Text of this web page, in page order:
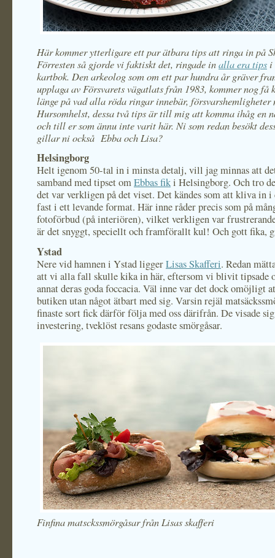
Här kommer ytterligare ett par ätbara tips att ringa in på
Förresten så gjorde vi faktiskt det, ringade inalla era tips i
kartbok. Den arkeolog som om ett par hundra år gräver
upplaga av Försvarets vägatlats från 1983, kommer nog få
länge på vad alla röda ringar innebär, försvarshemligheter
Hursomhelst, dessa två tips är till mig att komma ihåg en
och till er som ännu inte varit här. Ni som redan besökt
gillar ni också Ebba och Lisa?
Helsingborg
Helt igenom 50-tal in i minsta detalj, vill jag minnas att
samband med tipset omEbbas fiki Helsingborg. Och tro
det var verkligen på det viset. Det kändes som att kliva in i
fast i ett levande format. Här inne råder precis som på
fotoförbud (på interiören), vilket verkligen var
är det snyggt, speciellt och framförallt kul! Och gott fika,
Ystad
Nere vid hamnen i Ystad liggerLisas Skafferi. Redan
att vi alla fall skulle kika in här, eftersom vi blivit tipsade
annat deras goda foccacia. Väl inne var det dock omöjligt
butiken utan något ätbart med sig. Varsin rejäl
finaste sort fick därför följa med oss därifrån. De visade
investering, tveklöst resans godaste smörgåsar.
Finfina matsckssmörgåsar från Lisas skafferi